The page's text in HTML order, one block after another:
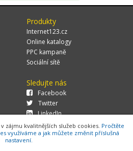
Produkty
Internet123.cz
Online katalogy
PPC kampaně
Sociální sítě
Sledujte nás
Facebook
Twitter
LinkedIn
zájmu kvalitnějších služeb cookies. Pročtěte
využíváme a jak můžete změnit příslušná
nastavení.